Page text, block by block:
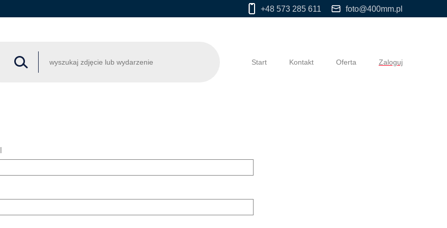
+48 573 285 611 foto@400mm.pl
Start Kontakt Oferta Zaloguj